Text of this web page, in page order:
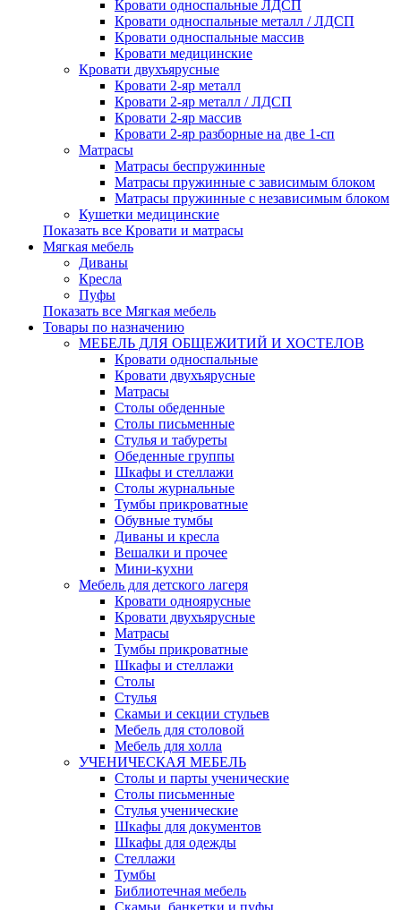
Кровати односпальные ЛДСП
Кровати односпальные металл / ЛДСП
Кровати односпальные массив
Кровати медицинские
Кровати двухъярусные
Кровати 2-яр металл
Кровати 2-яр металл / ЛДСП
Кровати 2-яр массив
Кровати 2-яр разборные на две 1-сп
Матрасы
Матрасы беспружинные
Матрасы пружинные с зависимым блоком
Матрасы пружинные с независимым блоком
Кушетки медицинские
Показать все Кровати и матрасы
Мягкая мебель
Диваны
Кресла
Пуфы
Показать все Мягкая мебель
Товары по назначению
МЕБЕЛЬ ДЛЯ ОБЩЕЖИТИЙ И ХОСТЕЛОВ
Кровати односпальные
Кровати двухъярусные
Матрасы
Столы обеденные
Столы письменные
Стулья и табуреты
Обеденные группы
Шкафы и стеллажи
Столы журнальные
Тумбы прикроватные
Обувные тумбы
Диваны и кресла
Вешалки и прочее
Мини-кухни
Мебель для детского лагеря
Кровати одноярусные
Кровати двухъярусные
Матрасы
Тумбы прикроватные
Шкафы и стеллажи
Столы
Стулья
Скамьи и секции стульев
Мебель для столовой
Мебель для холла
УЧЕНИЧЕСКАЯ МЕБЕЛЬ
Столы и парты ученические
Столы письменные
Стулья ученические
Шкафы для документов
Шкафы для одежды
Стеллажи
Тумбы
Библиотечная мебель
Скамьи, банкетки и пуфы